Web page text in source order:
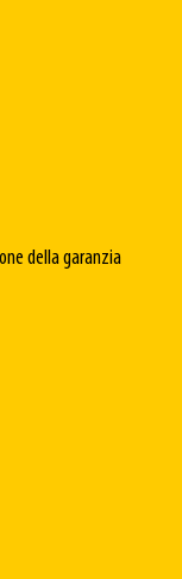
della garanzia